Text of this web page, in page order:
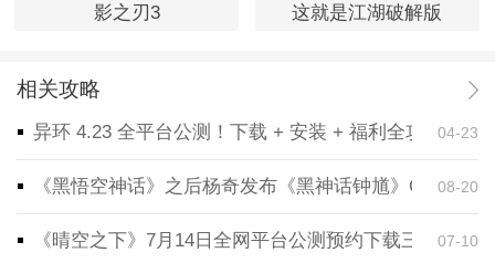
影之刃3 这就是江湖破解版
相关攻略
异环 4.23 全平台公测！下载 + 安装 + 福利全攻略，一
04-23
《黑悟空神话》之后杨奇发布《黑神话钟馗》CG！预
08-20
《晴空之下》7月14日全网平台公测预约下载三端同步
07-10